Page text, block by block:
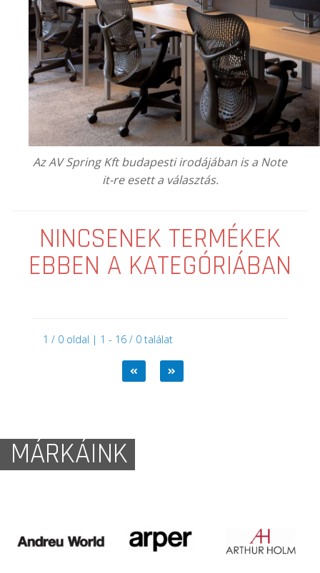
AzAV Spring Kftbudapesti irodájában is a Note
it-re esett a választás.
NINCSENEK TERMÉKEK
EBBEN A KATEGÓRIÁBAN
1 / 0 oldal | 1 - 16 / 0 találat
MÁRKÁINK